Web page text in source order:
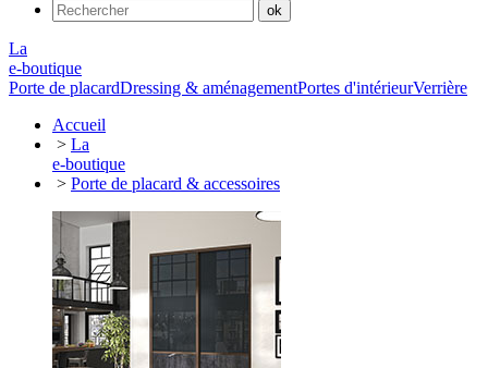
La
e-boutique
Porte de placardDressing & aménagementPortes d'intérieurVerrière
Accueil
> La
e-boutique
> Porte de placard & accessoires